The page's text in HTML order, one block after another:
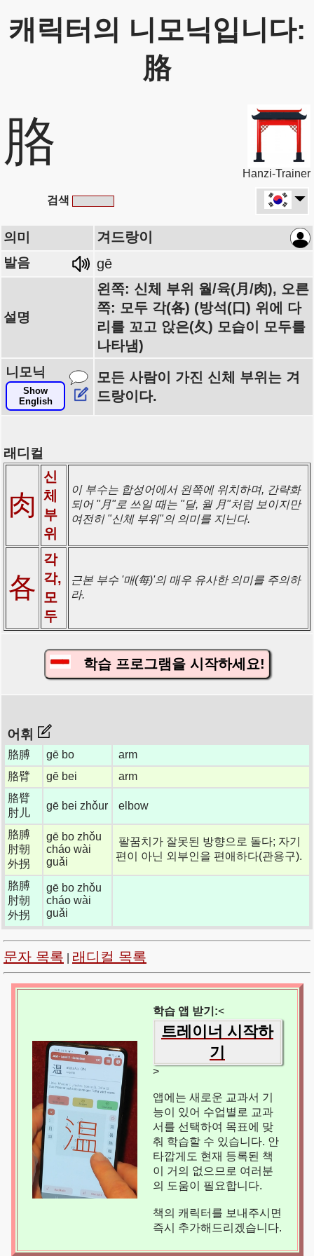
캐릭터의 니모닉입니다:
胳
胳
Hanzi-Trainer
검색
의미 겨드랑이
발음 gē
설명
왼쪽: 신체 부위 월/육(月/肉), 오른
쪽: 모두 각(各) (방석(口) 위에 다
리를 꼬고 앉은(夂) 모습이 모두를
나타냄)
니모닉
Show
English
모든 사람이 가진 신체 부위는 겨
드랑이다.
래디컬
肉
신
체
부
위
이 부수는 합성어에서 왼쪽에 위치하며, 간략화
되어 "月"로 쓰일 때는 "달, 월 月"처럼 보이지만
여전히 "신체 부위"의 의미를 지닌다.
各
각
각,
모
두
근본 부수 '매(每)'의 매우 유사한 의미를 주의하
라.
학습 프로그램을 시작하세요!
어휘
胳膊 gē bo
arm
胳臂
gē bei
arm
胳臂
肘儿
gē bei zhǒur elbow
胳膊
肘朝
外拐
gē bo zhǒu
cháo wài
guǎi
팔꿈치가 잘못된 방향으로 돌다; 자기
편이 아닌 외부인을 편애하다(관용구).
胳膊
肘朝
外拐
gē bo zhǒu
cháo wài
guǎi
문자 목록 래디컬 목록
학습 앱 받기:<
트레이너 시작하
기
>
앱에는 새로운 교과서 기
능이 있어 수업별로 교과
서를 선택하여 목표에 맞
춰 학습할 수 있습니다. 안
타깝게도 현재 등록된 책
이 거의 없으므로 여러분
의 도움이 필요합니다.
책의 캐릭터를 보내주시면
즉시 추가해드리겠습니다.